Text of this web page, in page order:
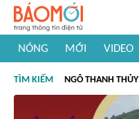
NÓNG MỚI VIDEO
#Khám phá thế giới
TÌM KIẾM NGÔ THANH THỦY